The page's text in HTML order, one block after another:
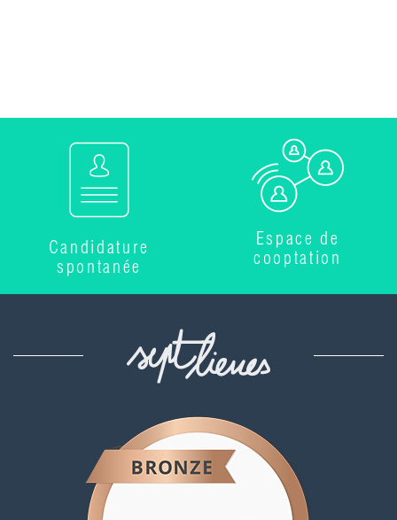
Candidature
spontanée
Espace de
cooptation